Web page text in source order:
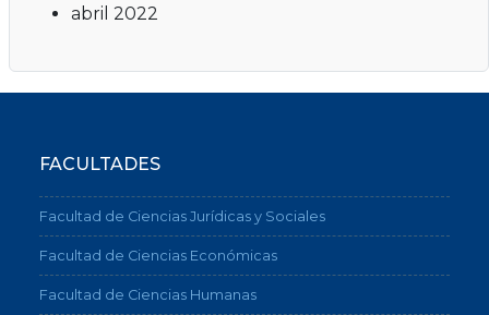
abril 2022
FACULTADES
Facultad de Ciencias Jurídicas y Sociales
Facultad de Ciencias Económicas
Facultad de Ciencias Humanas